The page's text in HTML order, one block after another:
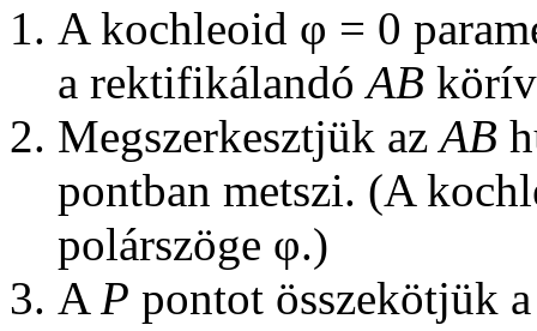
A kochleoid φ = 0
a rektifikálandóAB
Megszerkesztjük azAB
pontban metszi. (A
polárszöge φ.)
A P pontot összekötjük